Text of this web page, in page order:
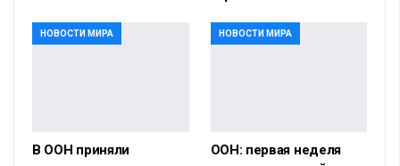
НОВОСТИ МИРА
В ООН приняли
НОВОСТИ МИРА
ООН: первая неделя